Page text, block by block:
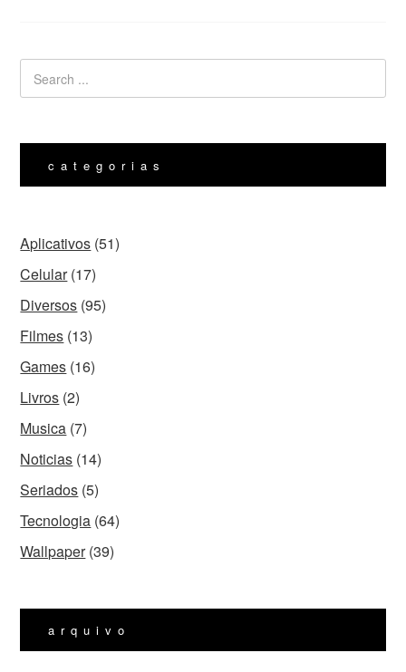
categorias
Aplicativos (51)
Celular(17)
Diversos (95)
Filmes (13)
Games (16)
Livros (2)
Musica (7)
Noticias (14)
Seriados (5)
Tecnologia (64)
Wallpaper(39)
arquivo